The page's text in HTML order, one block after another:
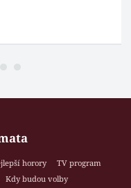
horory
TV program
Kdy budou volby